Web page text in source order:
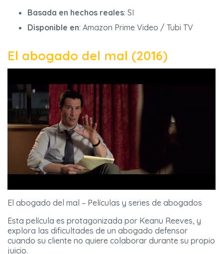
Basada en hechos reales: SI
Disponible en: Amazon Prime Video / Tubi TV
El abogado del mal (2016)
El abogado del mal – Películas y series de abogados
Esta película es protagonizada por Keanu Reeves, y
explora las dificultades de un abogado defensor
cuando su cliente no quiere colaborar durante su propio
juicio.